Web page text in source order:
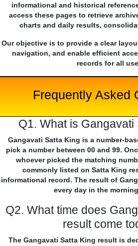
informational and historical
access these pages to retrieve
charts and daily results,
Our objective is to provide a clear
navigation, and enable efficient
records for all
Frequently Asked
Q1. What is Gangavati
Gangavati Satta King is a number-
pick a number between 00 and 99.
whoever picked the matching
commonly listed on Satta King
informational record. The result of
every day in the
Q2. What time does
result come
The Gangavati Satta King result is